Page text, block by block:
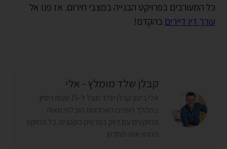
כל המעורבים בפרויקט הבנייה במצבי חירום. אז פנו אל
עורך דין דיירים בהקדם!
קבלן שלד מומלץ - אלי
אלי ביטון קבלן שלד מעל ל-15 שנות ניסיון
במהלך השנים האחרונות הובלתי מאות
פרויקטים עם דיוק בפרטים הקטנים. כל פרויקט
מרגש אותי מחדש